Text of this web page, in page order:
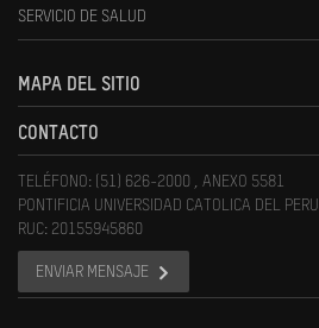
SERVICIO DE SALUD
MAPA DEL SITIO
CONTACTO
TELÉFONO: (51) 626-2000 , ANEXO 5581
PONTIFICIA UNIVERSIDAD CATOLICA DEL PERU
RUC: 20155945860
ENVIAR MENSAJE